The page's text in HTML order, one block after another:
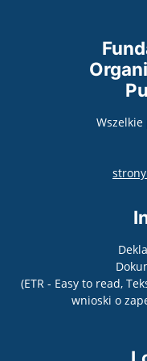
(ETR - Easy to read,
wnioski o